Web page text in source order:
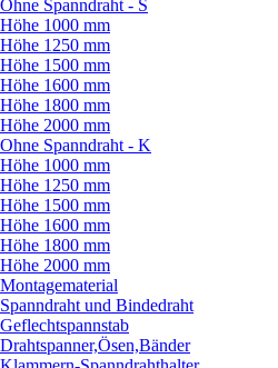
Ohne Spanndraht - S
Höhe 1000 mm
Höhe 1250 mm
Höhe 1500 mm
Höhe 1600 mm
Höhe 1800 mm
Höhe 2000 mm
Ohne Spanndraht - K
Höhe 1000 mm
Höhe 1250 mm
Höhe 1500 mm
Höhe 1600 mm
Höhe 1800 mm
Höhe 2000 mm
Montagematerial
Spanndraht und Bindedraht
Geflechtspannstab
Drahtspanner,Ösen,Bänder